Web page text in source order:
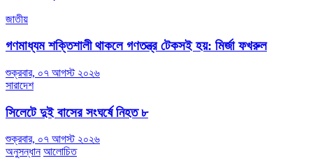
জাতীয়
গণমাধ্যম শক্তিশালী থাকলে গণতন্ত্র টেকসই হয়: মির্জা ফখরুল
শুক্রবার, ০৭ আগস্ট ২০২৬
সারাদেশ
সিলেটে দুই বাসের সংঘর্ষে নিহত ৮
শুক্রবার, ০৭ আগস্ট ২০২৬
অনুসন্ধান আলোচিত